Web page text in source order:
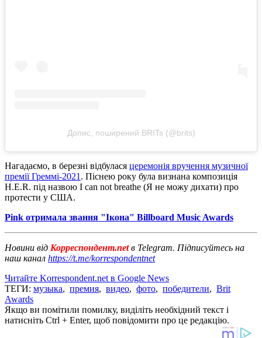
Допис, поширений BRITs (@brits)
Нагадаємо, в березні відбулася церемонія вручення музичної
премії Греммі-2021 . Піснею року була визнана композиція
H.E.R. під назвою I can not breathe (Я не можу дихати) про
протести у США.
Pink отримала звання "Ікона" Billboard Music Awards
Новини від Корреспондент.netв Telegram. Підписуйтесь на
наш канал https://t.me/korrespondentnet
Читайте Korrespondent.net в Google News
ТЕГИ: музыка, премия, видео, фото, победители, Brit
Awards
Якщо ви помітили помилку, виділіть необхідний текст і
натисніть Ctrl + Enter, щоб повідомити про це редакцію.